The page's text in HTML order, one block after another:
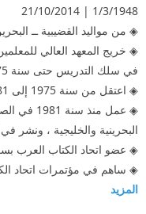
1/3/1948 | 21/10/2014
◈ من مواليد القضيبية ــ
في سلك التدريس حتى سنة 1975.
◈ اعتقل من سنة 1975 إلى 1981.
◈ عمل
البحرينية والخليجية ، ونشر
◈ عضو اتحاد الكتاب العرب
◈ ساهم في مؤتمرات اتحاد
المزيد